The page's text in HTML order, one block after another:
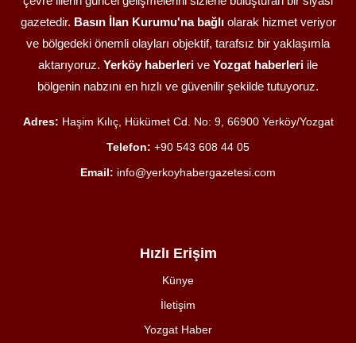
gazetedir. Basın İlan Kurumu'na bağlıolarak hizmet veriyor
ve bölgedeki önemli olayları objektif, tarafsız bir yaklaşımla
aktarıyoruz. Yerköy haberleri ve Yozgat haberleri ile
bölgenin nabzını en hızlı ve güvenilir şekilde tutuyoruz.
Adres: Haşim Kılıç, Hükümet Cd. No: 9, 66900 Yerköy/Yozgat
Telefon: +90 543 608 44 05
Email: info@yerkoyhabergazetesi.com
Hızlı Erişim
Künye
İletişim
Yozgat Haber